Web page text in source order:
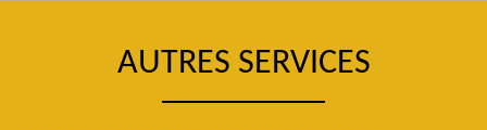
AUTRES SERVICES